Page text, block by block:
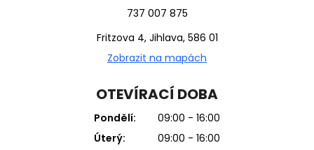
737 007 875
Fritzova 4, Jihlava, 586 01
Zobrazit na mapách
OTEVÍRACÍ DOBA
Pondělí:
09:00 - 16:00
Úterý:
09:00 - 16:00